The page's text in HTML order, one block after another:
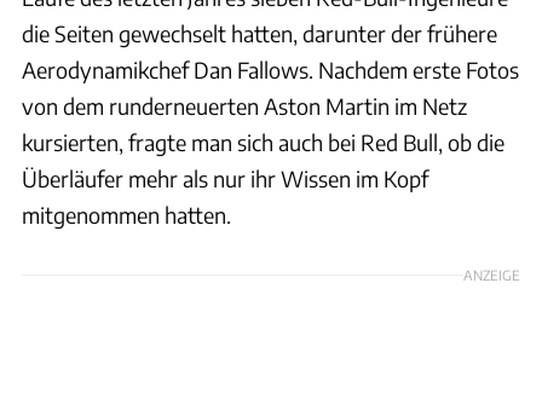
die Seiten gewechselt hatten, darunter der frühere
Aerodynamikchef Dan Fallows. Nachdem erste Fotos
von dem runderneuerten Aston Martin im Netz
kursierten, fragte man sich auch bei Red Bull, ob die
Überläufer mehr als nur ihr Wissen im Kopf
mitgenommen hatten.
ANZEIGE